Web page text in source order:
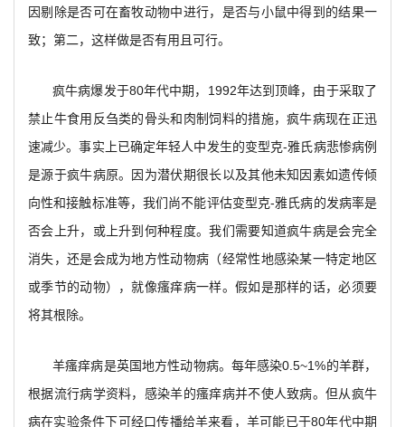
因剔除是否可在畜牧动物中进行，是否与小鼠中得到的结果一
致；第二，这样做是否有用且可行。
疯牛病爆发于80年代中期，1992年达到顶峰，由于采取了
禁止牛食用反刍类的骨头和肉制饲料的措施，疯牛病现在正迅
速减少。事实上已确定年轻人中发生的变型克-雅氏病悲惨病例
是源于疯牛病原。因为潜伏期很长以及其他未知因素如遗传倾
向性和接触标准等，我们尚不能评估变型克-雅氏病的发病率是
否会上升，或上升到何种程度。我们需要知道疯牛病是会完全
消失，还是会成为地方性动物病（经常性地感染某一特定地区
或季节的动物），就像瘙痒病一样。假如是那样的话，必须要
将其根除。
羊瘙痒病是英国地方性动物病。每年感染0.5~1%的羊群，
根据流行病学资料，感染羊的瘙痒病并不使人致病。但从疯牛
病在实验条件下可经口传播给羊来看，羊可能已于80年代中期